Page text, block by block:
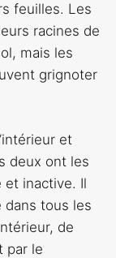
feuilles. Les
racines de
mais les
grignoter
et
deux ont les
et inactive. Il
dans tous les
de
par le